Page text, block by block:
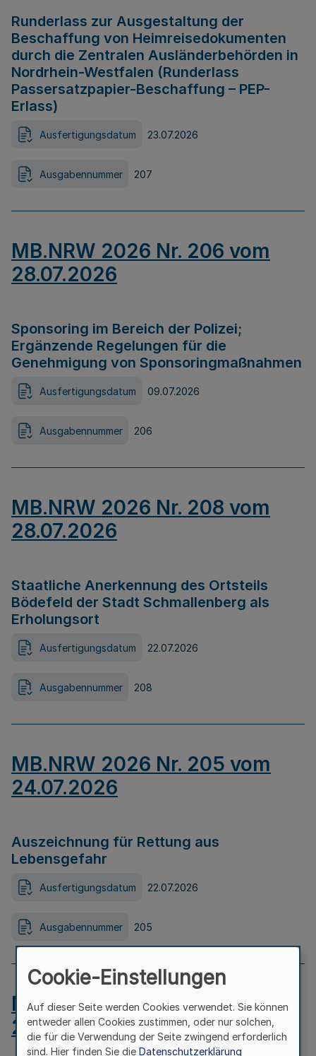
Runderlass zur Ausgestaltung der
Beschaffung von Heimreisedokumenten
durch die Zentralen Ausländerbehörden in
Nordrhein-Westfalen (Runderlass
Passersatzpapier-Beschaffung – PEP-
Erlass)
Ausfertigungsdatum 23.07.2026
Ausgabennummer 207
MB.NRW 2026 Nr. 206 vom
28.07.2026
Sponsoring im Bereich der Polizei;
Ergänzende Regelungen für die
Genehmigung von Sponsoringmaßnahmen
Ausfertigungsdatum 09.07.2026
Ausgabennummer 206
MB.NRW 2026 Nr. 208 vom
28.07.2026
Staatliche Anerkennung des Ortsteils
Bödefeld der Stadt Schmallenberg als
Erholungsort
Ausfertigungsdatum 22.07.2026
Ausgabennummer 208
MB.NRW 2026 Nr. 205 vom
24.07.2026
Auszeichnung für Rettung aus
Lebensgefahr
Ausfertigungsdatum 22.07.2026
Ausgabennummer 205
MB.NRW 2026 Nr. 204 vom
24.07.2026
Cookie-Einstellungen
Auf dieser Seite werden Cookies verwendet. Sie können
entweder allen Cookies zustimmen, oder nur solchen,
die für die Verwendung der Seite zwingend erforderlich
sind. Hier finden Sie die Datenschutzerklärung